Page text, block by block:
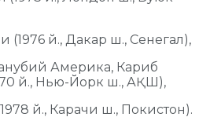
й., Дакар ш., Сенегал),
Америка, Кариб
й., Нью-Йорк ш., АҚШ),
й., Карачи ш., Покистон).